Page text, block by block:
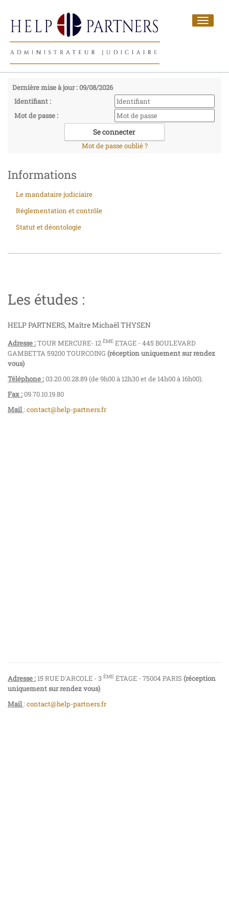
Toggle
Dernière mise à jour : 09/08/2026
Identifiant :
Mot de passe :
Mot de passe oublié ?
Informations
Le mandataire judiciaire
Réglementation et contrôle
Statut et déontologie
Les études :
HELP PARTNERS, Maître Michaël THYSEN
Adresse :TOUR MERCURE- 12 ÈME ETAGE - 445 BOULEVARD
GAMBETTA 59200 TOURCOING (réception uniquement sur rendez
vous)
Téléphone :03.20.00.28.89 (de 9h00 à 12h30 et de 14h00 à 16h00).
Fax :09.70.10.19.80
Mail: contact@help-partners.fr
Adresse :15 RUE D'ARCOLE - 3 ÈME ÉTAGE - 75004 PARIS (réception
uniquement sur rendez vous)
Mail: contact@help-partners.fr